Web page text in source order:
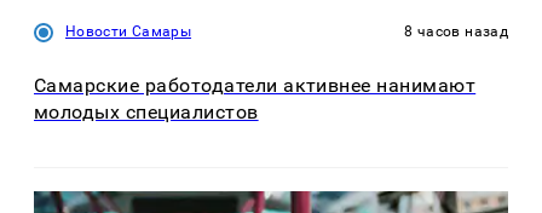
Новости Самары 8 часов назад
Самарские работодатели активнее нанимают
молодых специалистов